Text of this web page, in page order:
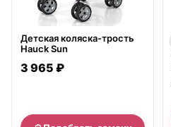
Детская коляска-трость
Hauck Sun
3 965 ₽